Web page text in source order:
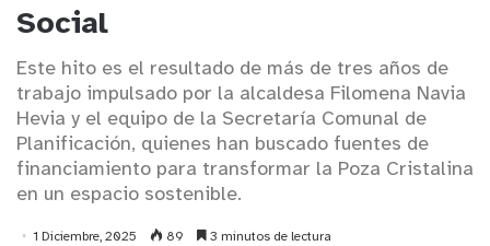
Social
Este hito es el resultado de más de tres años de
trabajo impulsado por la alcaldesa Filomena Navia
Hevia y el equipo de la Secretaría Comunal de
Planificación, quienes han buscado fuentes de
financiamiento para transformar la Poza Cristalina
en un espacio sostenible.
1 Diciembre, 2025 89 3 minutos de lectura